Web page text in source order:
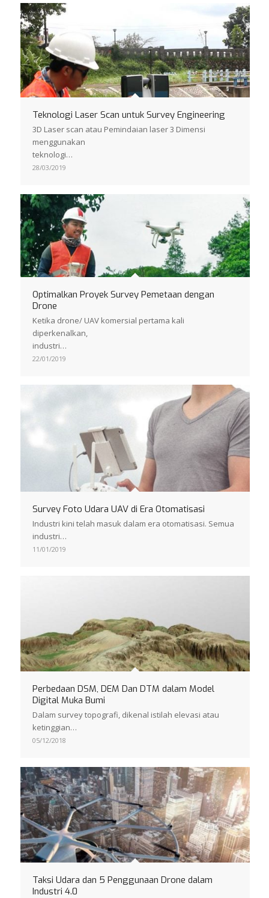
Teknologi Laser Scan untuk Survey Engineering
3D Laser scan atau Pemindaian laser 3 Dimensi
menggunakan
teknologi…
28/03/2019
Optimalkan Proyek Survey Pemetaan dengan
Drone
Ketika drone/ UAV komersial pertama kali
diperkenalkan,
industri…
22/01/2019
Survey Foto Udara UAV di Era Otomatisasi
Industri kini telah masuk dalam era otomatisasi. Semua
industri…
11/01/2019
Perbedaan DSM, DEM Dan DTM dalam Model
Digital Muka Bumi
Dalam survey topografi, dikenal istilah elevasi atau
ketinggian…
05/12/2018
Taksi Udara dan 5 Penggunaan Drone dalam
Industri 4.0